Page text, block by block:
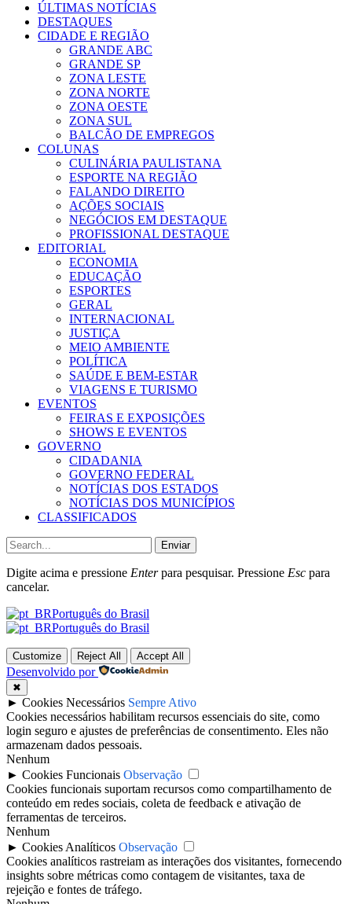
ÚLTIMAS NOTÍCIAS
DESTAQUES
CIDADE E REGIÃO
GRANDE ABC
GRANDE SP
ZONA LESTE
ZONA NORTE
ZONA OESTE
ZONA SUL
BALCÃO DE EMPREGOS
COLUNAS
CULINÁRIA PAULISTANA
ESPORTE NA REGIÃO
FALANDO DIREITO
AÇÕES SOCIAIS
NEGÓCIOS EM DESTAQUE
PROFISSIONAL DESTAQUE
EDITORIAL
ECONOMIA
EDUCAÇÃO
ESPORTES
GERAL
INTERNACIONAL
JUSTIÇA
MEIO AMBIENTE
POLÍTICA
SAÚDE E BEM-ESTAR
VIAGENS E TURISMO
EVENTOS
FEIRAS E EXPOSIÇÕES
SHOWS E EVENTOS
GOVERNO
CIDADANIA
GOVERNO FEDERAL
NOTÍCIAS DOS ESTADOS
NOTÍCIAS DOS MUNICÍPIOS
CLASSIFICADOS
Enviar
Digite acima e pressione Enterpara pesquisar. Pressione Esc para
cancelar.
Português do Brasil
Português do Brasil
Customize Reject All Accept All
Desenvolvido por
✖
► Cookies Necessários Sempre Ativo
Cookies necessários habilitam recursos essenciais do site, como
login seguro e ajustes de preferências de consentimento. Eles não
armazenam dados pessoais.
Nenhum
► Cookies Funcionais Observação
Cookies funcionais suportam recursos como compartilhamento de
conteúdo em redes sociais, coleta de feedback e ativação de
ferramentas de terceiros.
Nenhum
► Cookies Analíticos Observação
Cookies analíticos rastreiam as interações dos visitantes, fornecendo
insights sobre métricas como contagem de visitantes, taxa de
rejeição e fontes de tráfego.